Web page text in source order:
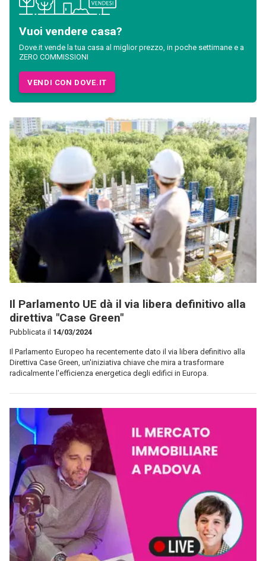
Vuoi vendere casa?
Dove.it vende la tua casa al miglior prezzo, in poche settimane e a
ZERO COMMISSIONI
VENDI CON DOVE.IT
Il Parlamento UE dà il via libera definitivo alla
direttiva "Case Green"
Pubblicata il 14/03/2024
Il Parlamento Europeo ha recentemente dato il via libera definitivo alla
Direttiva Case Green, un'iniziativa chiave che mira a trasformare
radicalmente l'efficienza energetica degli edifici in Europa.